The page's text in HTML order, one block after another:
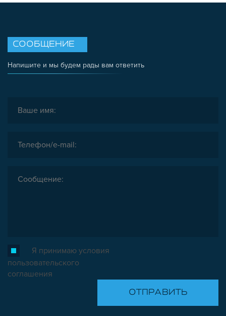
СООБЩЕНИЕ
Напишите и мы будем рады вам ответить
Я принимаю условия
пользовательского
соглашения